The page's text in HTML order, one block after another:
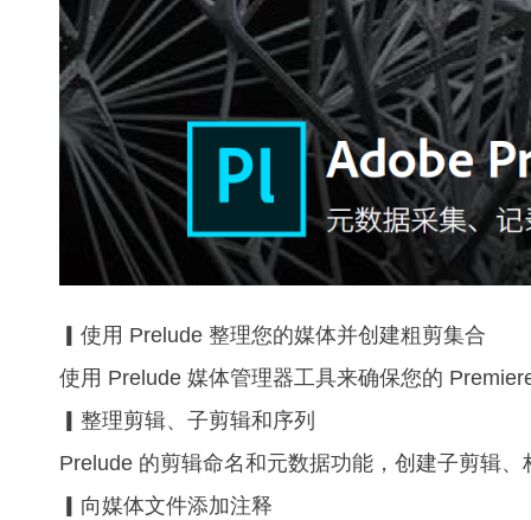
▎使用 Prelude 整理您的媒体并创建粗剪集合
使用 Prelude 媒体管理器工具来确保您的
▎整理剪辑、子剪辑和序列
Prelude 的剪辑命名和元数据功能，创建子剪辑
▎向媒体文件添加注释